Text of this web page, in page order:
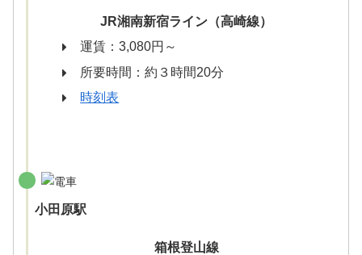
JR湘南新宿ライン（高崎線）
運賃：3,080円～
所要時間：約３時間20分
時刻表
小田原駅
箱根登山線